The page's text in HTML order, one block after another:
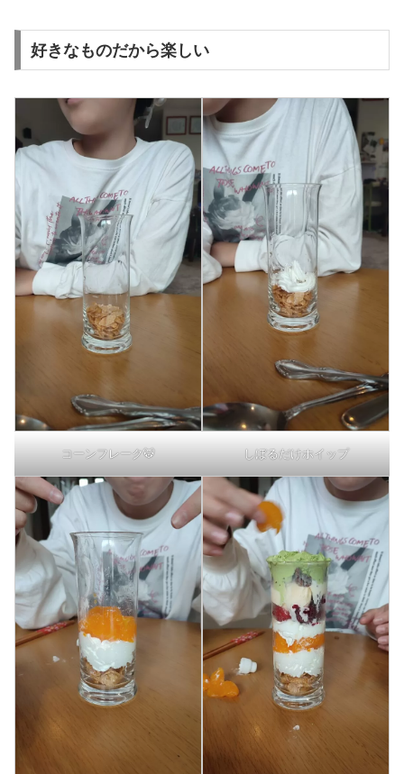
好きなものだから楽しい
コーンフレーク🐯 しぼるだけホイップ